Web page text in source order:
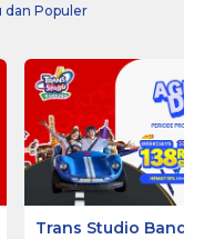
dan Populer
Trans Studio